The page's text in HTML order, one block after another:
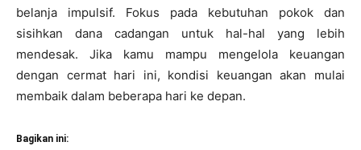
belanja impulsif. Fokus pada kebutuhan pokok dan
sisihkan dana cadangan untuk hal-hal yang lebih
mendesak. Jika kamu mampu mengelola keuangan
dengan cermat hari ini, kondisi keuangan akan mulai
membaik dalam beberapa hari ke depan.
Bagikan ini: